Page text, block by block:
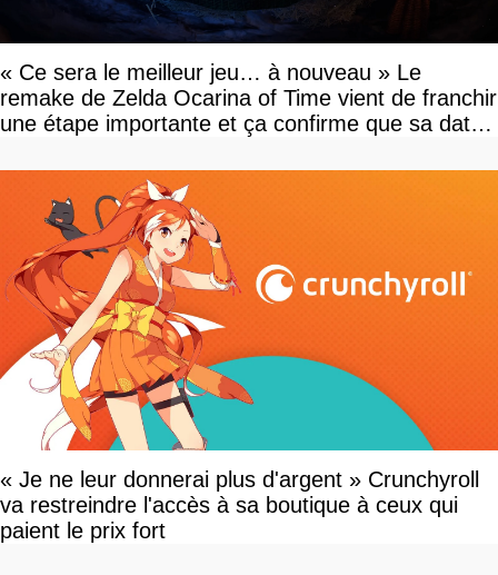
« Ce sera le meilleur jeu… à nouveau » Le
remake de Zelda Ocarina of Time vient de franchir
une étape importante et ça confirme que sa date
« Je ne leur donnerai plus d'argent » Crunchyroll
va restreindre l'accès à sa boutique à ceux qui
paient le prix fort